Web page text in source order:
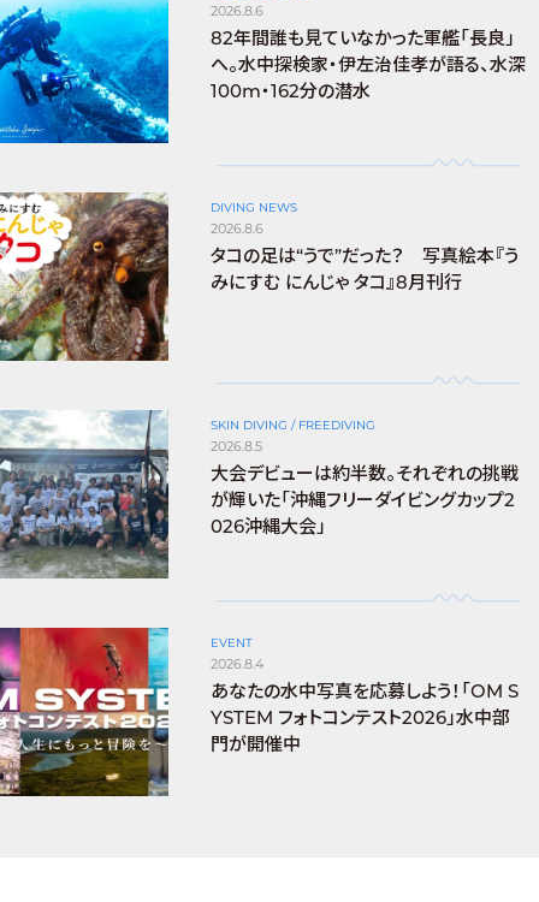
2026.8.6
82年間誰も見ていなかった軍艦「長良」
へ。水中探検家・伊左治佳孝が語る、水深
100m・162分の潜水
DIVING NEWS
2026.8.6
タコの足は“うで”だった？ 写真絵本『う
みにすむ にんじゃ タコ』8月刊行
SKIN DIVING / FREEDIVING
2026.8.5
大会デビューは約半数。それぞれの挑戦
が輝いた「沖縄フリーダイビングカップ2
026沖縄大会」
EVENT
2026.8.4
あなたの水中写真を応募しよう！「OM S
YSTEM フォトコンテスト2026」水中部
門が開催中